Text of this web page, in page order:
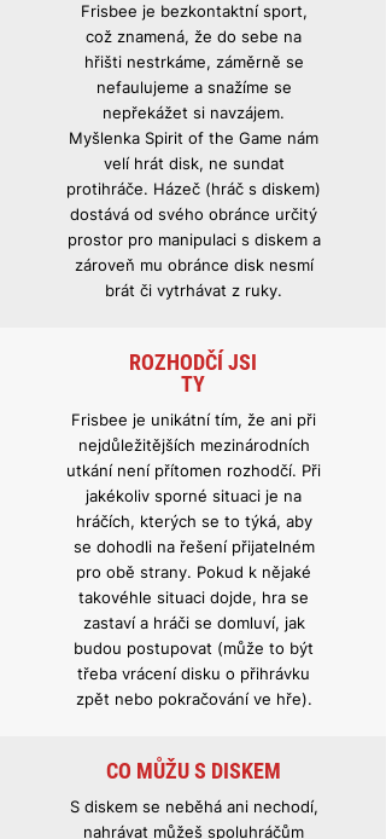
Frisbee je bezkontaktní sport,
což znamená, že do sebe na
hřišti nestrkáme, záměrně se
nefaulujeme a snažíme se
nepřekážet si navzájem.
Myšlenka Spirit of the Game nám
velí hrát disk, ne sundat
protihráče. Házeč (hráč s diskem)
dostává od svého obránce určitý
prostor pro manipulaci s diskem a
zároveň mu obránce disk nesmí
brát či vytrhávat z ruky.
ROZHODČÍ JSI
TY
Frisbee je unikátní tím, že ani při
nejdůležitějších mezinárodních
utkání není přítomen rozhodčí. Při
jakékoliv sporné situaci je na
hráčích, kterých se to týká, aby
se dohodli na řešení přijatelném
pro obě strany. Pokud k nějaké
takovéhle situaci dojde, hra se
zastaví a hráči se domluví, jak
budou postupovat (může to být
třeba vrácení disku o přihrávku
zpět nebo pokračování ve hře).
CO MŮŽU S DISKEM
S diskem se neběhá ani nechodí,
nahrávat můžeš spoluhráčům